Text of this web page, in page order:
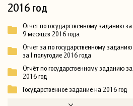
2016 год
Отчет по государственному заданию за
9 месяцев 2016 года
Отчет за по государственному заданию
за I полугодие 2016 года
Отчёт по государственному заданию за
2016 год
Государственное задание на 2016 год